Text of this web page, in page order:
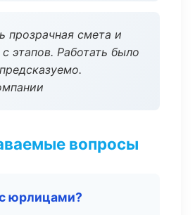
прозрачная смета и
этапов. Работать было
вопросы
юрлицами?